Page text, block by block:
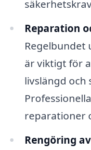
Reparation
Regelbundet
är viktigt för
livslängd och
reparationer
Rengöring